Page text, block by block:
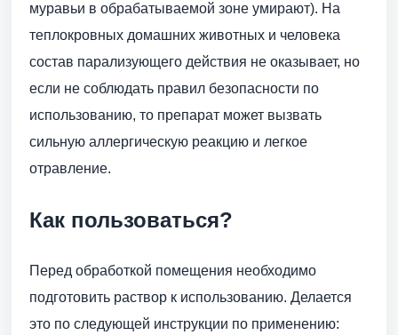
муравьи в обрабатываемой зоне умирают). На
теплокровных домашних животных и человека
состав парализующего действия не оказывает, но
если не соблюдать правил безопасности по
использованию, то препарат может вызвать
сильную аллергическую реакцию и легкое
отравление.
Как пользоваться?
Перед обработкой помещения необходимо
подготовить раствор к использованию. Делается
это по следующей инструкции по применению: